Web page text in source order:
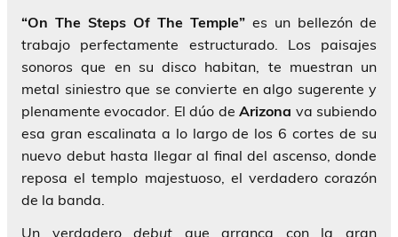
“On The Steps Of The Temple” es un bellezón de
trabajo perfectamente estructurado. Los paisajes
sonoros que en su disco habitan, te muestran un
metal siniestro que se convierte en algo sugerente y
plenamente evocador. El dúo deArizona va subiendo
esa gran escalinata a lo largo de los 6 cortes de su
nuevo debut hasta llegar al final del ascenso, donde
reposa el templo majestuoso, el verdadero corazón
de la banda.
Un verdaderodebut que arranca con la gran